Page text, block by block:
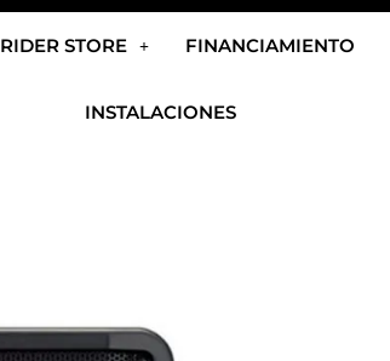
RIDER STORE FINANCIAMIENTO
INSTALACIONES